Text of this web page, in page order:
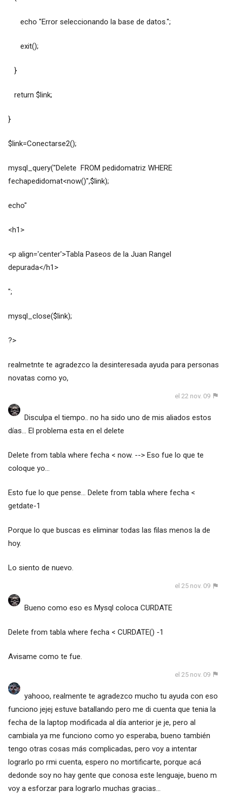
echo "Error seleccionando la base de datos.";
exit();
}
return $link;
}
$link=Conectarse2();
mysql_query("Delete FROM pedidomatriz WHERE
fechapedidomat<now()",$link);
echo"
<h1>
<p align='center'>Tabla Paseos de la Juan Rangel
depurada</h1>
";
mysql_close($link);
?>
realmetnte te agradezco la desinteresada ayuda para personas
novatas como yo,
el 22 nov. 09
Disculpa el tiempo.. no ha sido uno de mis aliados estos
días... El problema esta en el delete
Delete from tabla where fecha < now. --> Eso fue lo que te
coloque yo...
Esto fue lo que pense... Delete from tabla where fecha <
getdate-1
Porque lo que buscas es eliminar todas las filas menos la de
hoy.
Lo siento de nuevo.
el 25 nov. 09
Bueno como eso es Mysql coloca CURDATE
Delete from tabla where fecha < CURDATE() -1
Avisame como te fue.
el 25 nov. 09
yahooo, realmente te agradezco mucho tu ayuda con eso
funciono jejej estuve batallando pero me di cuenta que tenia la
fecha de la laptop modificada al día anterior je je, pero al
cambiala ya me funciono como yo esperaba, bueno también
tengo otras cosas más complicadas, pero voy a intentar
lograrlo po rmi cuenta, espero no mortificarte, porque acá
dedonde soy no hay gente que conosa este lenguaje, bueno m
voy a esforzar para lograrlo muchas gracias...